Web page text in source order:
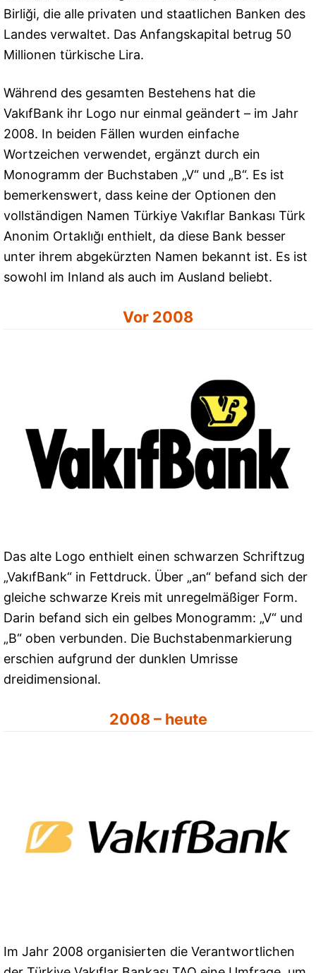
Birliği, die alle privaten und staatlichen Banken des
Landes verwaltet. Das Anfangskapital betrug 50
Millionen türkische Lira.
Während des gesamten Bestehens hat die
VakıfBank ihr Logo nur einmal geändert – im Jahr
2008. In beiden Fällen wurden einfache
Wortzeichen verwendet, ergänzt durch ein
Monogramm der Buchstaben „V“ und „B“. Es ist
bemerkenswert, dass keine der Optionen den
vollständigen Namen Türkiye Vakıflar Bankası Türk
Anonim Ortaklığı enthielt, da diese Bank besser
unter ihrem abgekürzten Namen bekannt ist. Es ist
sowohl im Inland als auch im Ausland beliebt.
Vor 2008
Das alte Logo enthielt einen schwarzen Schriftzug
„VakıfBank“ in Fettdruck. Über „an“ befand sich der
gleiche schwarze Kreis mit unregelmäßiger Form.
Darin befand sich ein gelbes Monogramm: „V“ und
„B“ oben verbunden. Die Buchstabenmarkierung
erschien aufgrund der dunklen Umrisse
dreidimensional.
2008 – heute
Im Jahr 2008 organisierten die Verantwortlichen